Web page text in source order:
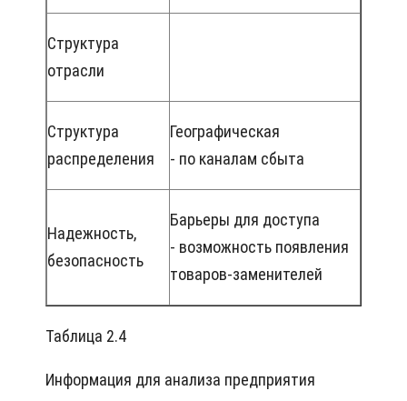
Структура
отрасли
Структура
распределения
Географическая
- по каналам сбыта
Надежность,
безопасность
Барьеры для доступа
- возможность появления
товаров-заменителей
Таблица 2.4
Информация для анализа предприятия